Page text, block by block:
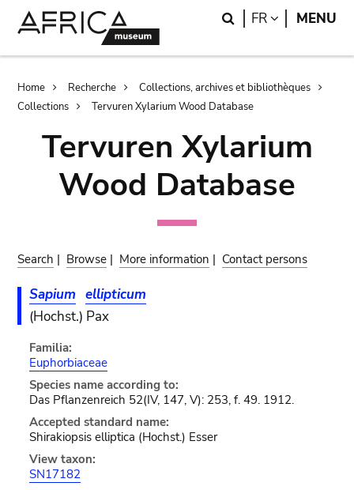
Search
FR LANGUAGE
MENU
Breadcrumb
Home Recherche
Collections, archives et bibliothèques
Collections
Tervuren Xylarium Wood Database
Tervuren Xylarium
Wood Database
Search | Browse | More information | Contact persons
Sapium ellipticum
(Hochst.) Pax
Familia:
Euphorbiaceae
Species name according to:
Das Pflanzenreich 52(IV, 147, V): 253, f. 49. 1912.
Accepted standard name:
Shirakiopsis elliptica (Hochst.) Esser
View taxon:
SN17182